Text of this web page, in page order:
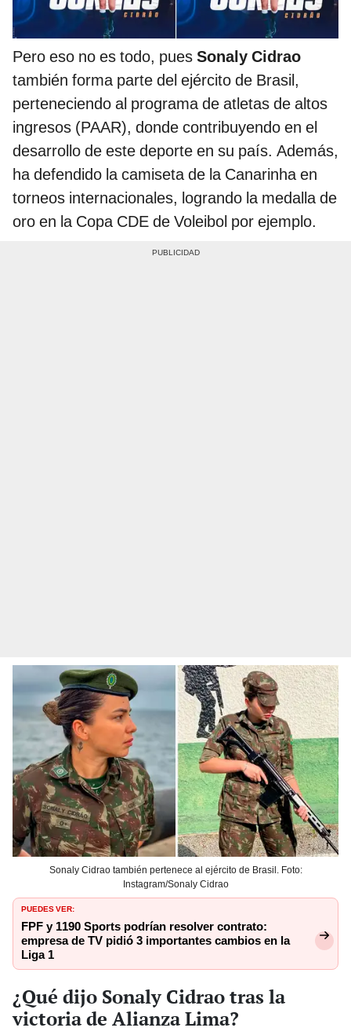
Pero eso no es todo, pues Sonaly Cidrao
también forma parte del ejército de Brasil,
perteneciendo al programa de atletas de altos
ingresos (PAAR), donde contribuyendo en el
desarrollo de este deporte en su país. Además,
ha defendido la camiseta de la Canarinha en
torneos internacionales, logrando la medalla de
oro en la Copa CDE de Voleibol por ejemplo.
Sonaly Cidrao también pertenece al ejército de Brasil. Foto:
Instagram/Sonaly Cidrao
PUEDES VER:
FPF y 1190 Sports podrían resolver contrato:
empresa de TV pidió 3 importantes cambios en la
Liga 1
¿Qué dijo Sonaly Cidrao tras la
victoria de Alianza Lima?